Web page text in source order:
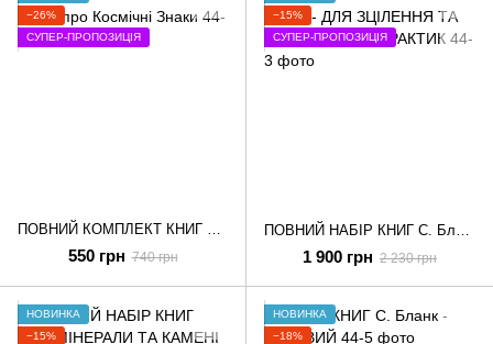
−26%
СУПЕР-ПРОПОЗИЦІЯ
550 грн 740 грн
−15%
СУПЕР-ПРОПОЗИЦІЯ
1 900 грн 2 230 грн
НОВИНКА
−15%
НОВИНКА
−18%